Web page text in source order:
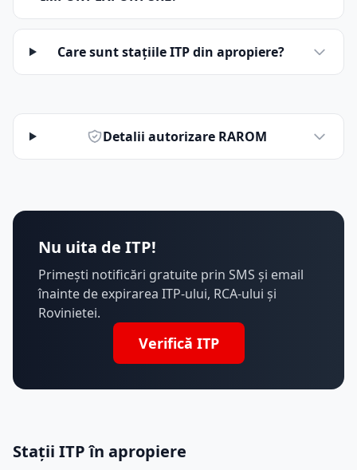
Care sunt stațiile ITP din apropiere?
Detalii autorizare RAROM
Nu uita de ITP!
Primești notificări gratuite prin SMS și email
înainte de expirarea ITP-ului, RCA-ului și
Rovinietei.
Verifică ITP
Stații ITP în apropiere